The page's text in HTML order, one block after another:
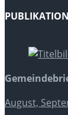
August,